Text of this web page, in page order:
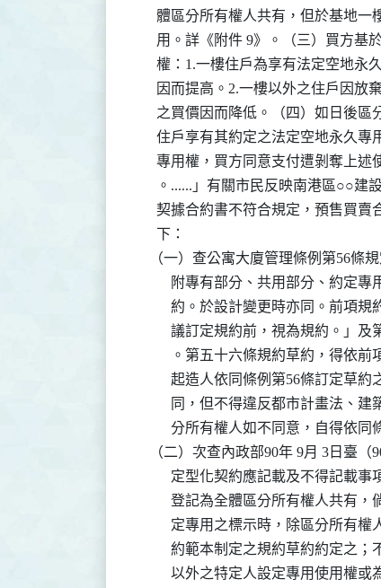
體區分所有權人共有，但於基地
用。詳《附件 9》。（三）買方
權：1.一樓住戶為享有法定空地
因而提高。2.一樓以外之住戶因
之買價因而降低。（四）如日後
住戶享有其約定之法定空地永久
專用權，買方同意支付遭剝奪上
。......」有關市民反映南港區
契據合約書不符合規定，預售買
      下：
（一）查公寓大廈管理條例第56
附專有部分、共用部分、約
約。於設計變更時亦同。前
議訂定規約前，視為規約。
。第五十六條規約草約，得
起造人依同條例第56條訂定
同，但不得違反都市計畫法
分所有權人如不同意，自得依
（二）次查內政部90年 9月 3日臺
定型化契約應記載及不得記載
登記為全體區分所有權人共
定專用之標示時，除區分所
約範本制定之規約草約約定
以外之特定人設定專用使用